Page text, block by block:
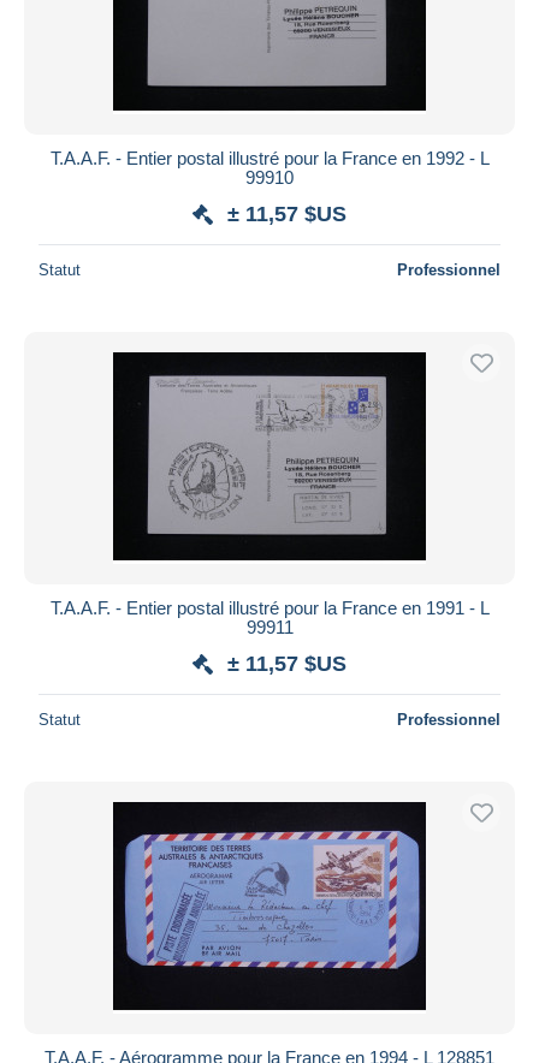
T.A.A.F. - Entier postal illustré pour la France en 1992 - L
99910
± 11,57 $US
Statut Professionnel
T.A.A.F. - Entier postal illustré pour la France en 1991 - L
99911
± 11,57 $US
Statut Professionnel
T.A.A.F. - Aérogramme pour la France en 1994 - L 128851